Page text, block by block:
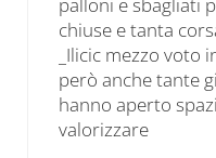
palloni e sbagliati
chiuse e tanta
_Ilicic mezzo voto
però anche tante
hanno aperto
valorizzare